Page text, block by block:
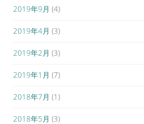
2019年9月 (4)
2019年4月 (3)
2019年2月 (3)
2019年1月 (7)
2018年7月 (1)
2018年5月 (3)